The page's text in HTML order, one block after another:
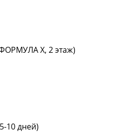
Х, 2 этаж)
10 дней)